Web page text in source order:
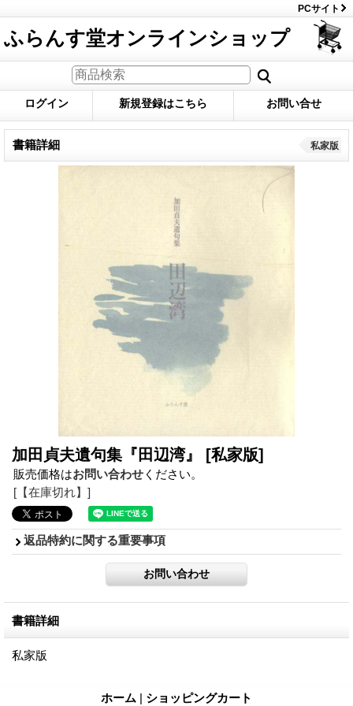
PCサイト
ふらんす堂オンラインショップ
ログイン 新規登録はこちら お問い合せ
書籍詳細 私家版
加田貞夫遺句集『田辺湾』 [私家版]
販売価格はお問い合わせ ください。
[【在庫切れ】]
返品特約に関する重要事項
書籍詳細
私家版
ホーム | ショッピングカート